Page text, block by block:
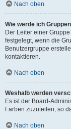
Nach oben
Wie werde ich
Der Leiter einer
festgelegt, wenn die
Benutzergruppe
kontaktieren.
Nach oben
Weshalb werden
Es ist der Board-
Farben zuzuteilen, so
Nach oben